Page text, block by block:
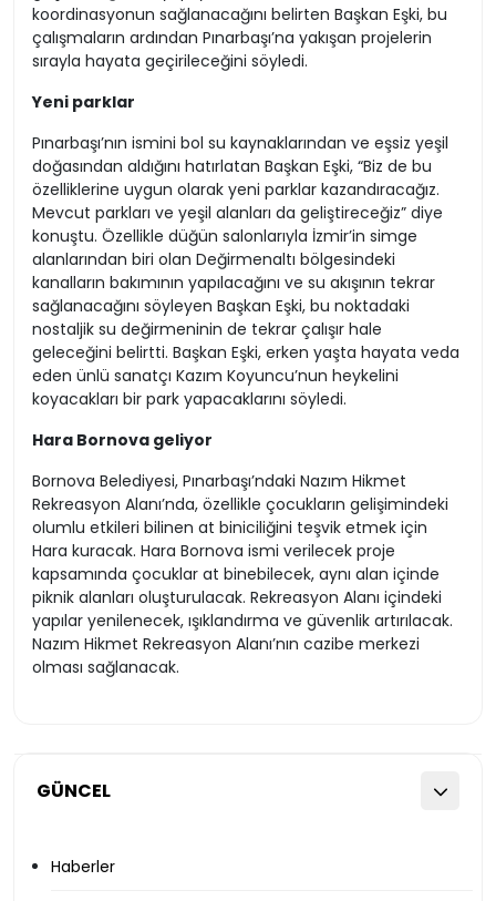
GÜNCEL
Haberler
koordinasyonun sağlanacağını belirten Başkan Eşki, bu
çalışmaların ardından Pınarbaşı’na yakışan projelerin
sırayla hayata geçirileceğini söyledi.
Yeni parklar
Pınarbaşı’nın ismini bol su kaynaklarından ve eşsiz yeşil
doğasından aldığını hatırlatan Başkan Eşki, “Biz de bu
özelliklerine uygun olarak yeni parklar kazandıracağız.
Mevcut parkları ve yeşil alanları da geliştireceğiz” diye
konuştu. Özellikle düğün salonlarıyla İzmir’in simge
alanlarından biri olan Değirmenaltı bölgesindeki
kanalların bakımının yapılacağını ve su akışının tekrar
sağlanacağını söyleyen Başkan Eşki, bu noktadaki
nostaljik su değirmeninin de tekrar çalışır hale
geleceğini belirtti. Başkan Eşki, erken yaşta hayata veda
eden ünlü sanatçı Kazım Koyuncu’nun heykelini
koyacakları bir park yapacaklarını söyledi.
Hara Bornova geliyor
Bornova Belediyesi, Pınarbaşı’ndaki Nazım Hikmet
Rekreasyon Alanı’nda, özellikle çocukların gelişimindeki
olumlu etkileri bilinen at biniciliğini teşvik etmek için
Hara kuracak. Hara Bornova ismi verilecek proje
kapsamında çocuklar at binebilecek, aynı alan içinde
piknik alanları oluşturulacak. Rekreasyon Alanı içindeki
yapılar yenilenecek, ışıklandırma ve güvenlik artırılacak.
Nazım Hikmet Rekreasyon Alanı’nın cazibe merkezi
olması sağlanacak.